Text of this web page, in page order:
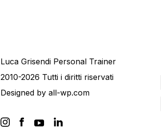
Luca Grisendi Personal Trainer
2010-2026 Tutti i diritti riservati
Designed byall-wp.com